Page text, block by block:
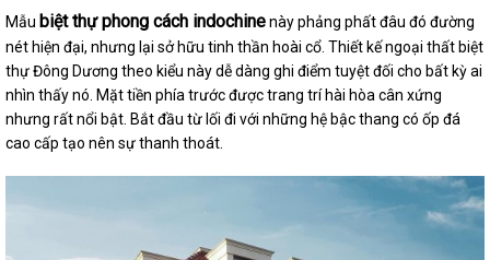
Mẫu biệt thự phong cách indochinenày phảng phất đâu đó đường
nét hiện đại, nhưng lại sở hữu tinh thần hoài cổ. Thiết kế ngoại thất biệt
thự Đông Dương theo kiểu này dễ dàng ghi điểm tuyệt đối cho bất kỳ ai
nhìn thấy nó. Mặt tiền phía trước được trang trí hài hòa cân xứng
nhưng rất nổi bật. Bắt đầu từ lối đi với những hệ bậc thang có ốp đá
cao cấp tạo nên sự thanh thoát.